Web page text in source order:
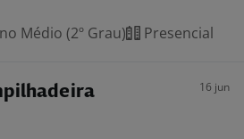
Médio (2º Grau) Presencial
16 jun